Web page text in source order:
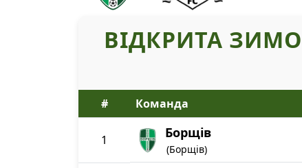
ВІДКРИТА
# Команда
1 Борщів
(Борщів)